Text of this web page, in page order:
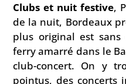
Clubs et nuit festive,
de la nuit, Bordeaux
plus original est sans
ferry amarré dans le
club-concert. On y
pointus, des concerts